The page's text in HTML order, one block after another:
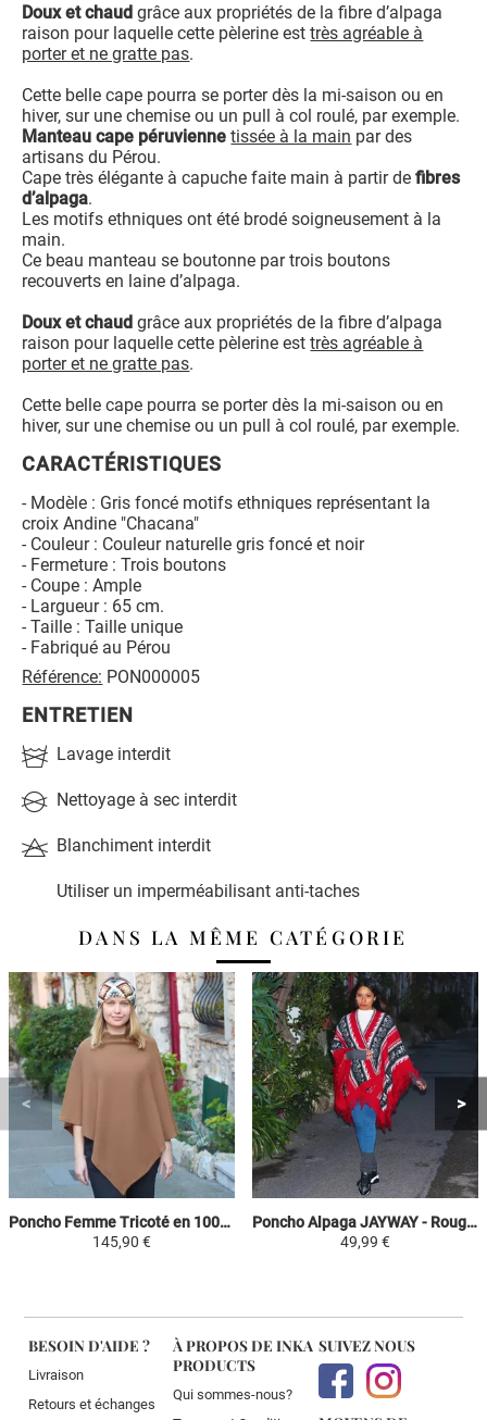
Doux et chaud grâce aux propriétés de la fibre d’alpaga
raison pour laquelle cette pèlerine esttrès agréable à
porter et ne gratte pas.
Cette belle cape pourra se porter dès la mi-saison ou en
hiver, sur une chemise ou un pull à col roulé, par exemple.
Manteau cape péruviennetissée à la main par des
artisans du Pérou.
Cape très élégante à capuche faite main à partir defibres
d’alpaga.
Les motifs ethniques ont été brodé soigneusement à la
main.
Ce beau manteau se boutonne par trois boutons
recouverts en laine d’alpaga.
Doux et chaud grâce aux propriétés de la fibre d’alpaga
raison pour laquelle cette pèlerine esttrès agréable à
porter et ne gratte pas.
Cette belle cape pourra se porter dès la mi-saison ou en
hiver, sur une chemise ou un pull à col roulé, par exemple.
CARACTÉRISTIQUES
- Modèle : Gris foncé motifs ethniques représentant la
croix Andine "Chacana"
- Couleur : Couleur naturelle gris foncé et noir
- Fermeture : Trois boutons
- Coupe : Ample
- Largueur : 65 cm.
- Taille : Taille unique
- Fabriqué au Pérou
Référence: PON000005
ENTRETIEN
Lavage interdit
Nettoyage à sec interdit
Blanchiment interdit
Utiliser un imperméabilisant anti-taches
DANS LA MÊME CATÉGORIE
Poncho Femme Tricoté en 100% Alpaga - Camel - Carré
145,90 €
Poncho Alpaga JAYWAY - Rouge / Noir / Gris / Blanc - Motifs Ethniques
49,99 €
BESOIN D'AIDE ?
Livraison
Retours et échanges
À PROPOS DE INKA
PRODUCTS
Qui sommes-nous?
SUIVEZ NOUS